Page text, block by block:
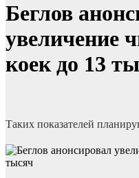
Беглов
увеличение
коек до 13
Таких показателей